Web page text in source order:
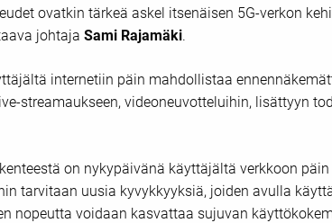
ovatkin tärkeä askel itsenäisen 5G-verkon
johtaja Sami Rajamäki.
internetiin päin mahdollistaa
streamaukseen, videoneuvotteluihin, lisättyyn
on nykypäivänä käyttäjältä verkkoon
tarvitaan uusia kyvykkyyksiä, joiden avulla
nopeutta voidaan kasvattaa sujuvan